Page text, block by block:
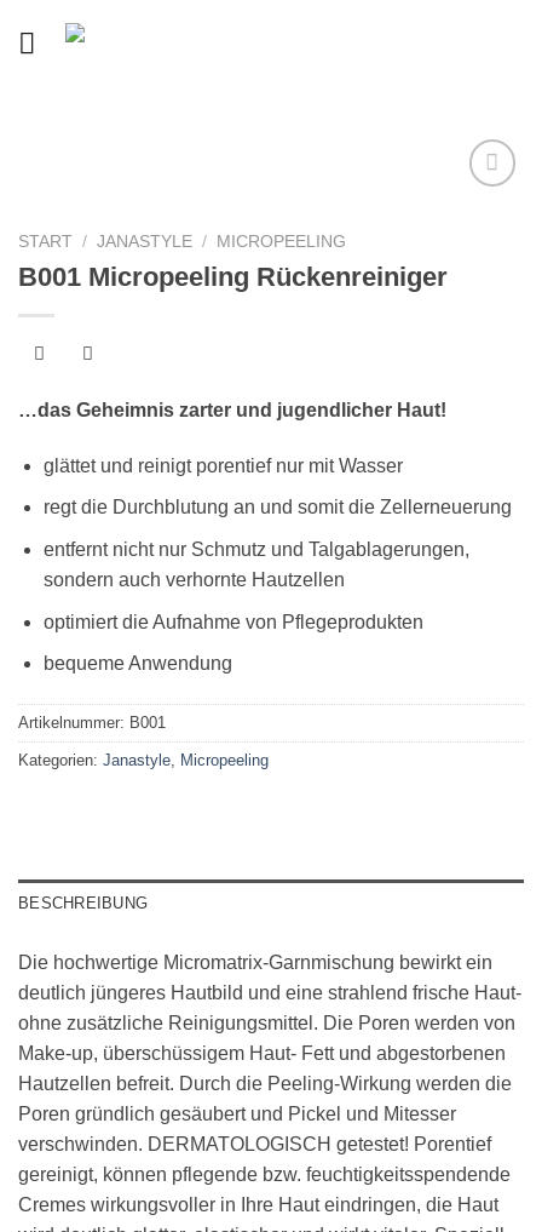
Wunschliste
START / JANASTYLE / MICROPEELING
B001 Micropeeling Rückenreiniger
…das Geheimnis zarter und jugendlicher Haut!
glättet und reinigt porentief nur mit Wasser
regt die Durchblutung an und somit die Zellerneuerung
entfernt nicht nur Schmutz und Talgablagerungen,
sondern auch verhornte Hautzellen
optimiert die Aufnahme von Pflegeprodukten
bequeme Anwendung
Artikelnummer: B001
Kategorien: Janastyle, Micropeeling
BESCHREIBUNG
Die hochwertige Micromatrix-Garnmischung bewirkt ein
deutlich jüngeres Hautbild und eine strahlend frische Haut-
ohne zusätzliche Reinigungsmittel. Die Poren werden von
Make-up, überschüssigem Haut- Fett und abgestorbenen
Hautzellen befreit. Durch die Peeling-Wirkung werden die
Poren gründlich gesäubert und Pickel und Mitesser
verschwinden. DERMATOLOGISCH getestet! Porentief
gereinigt, können pflegende bzw. feuchtigkeitsspendende
Cremes wirkungsvoller in Ihre Haut eindringen, die Haut